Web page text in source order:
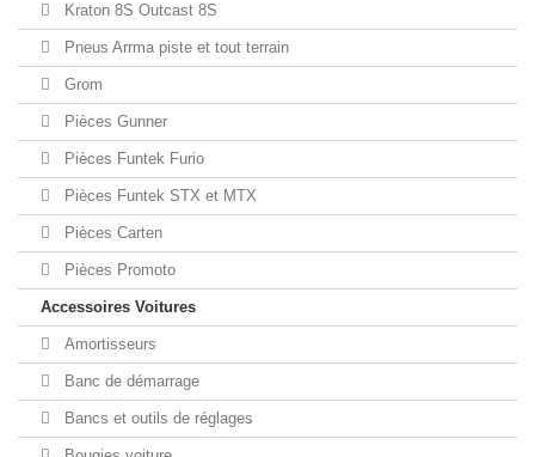
Kraton 8S Outcast 8S
Pneus Arrma piste et tout terrain
Grom
Pièces Gunner
Pièces Funtek Furio
Pièces Funtek STX et MTX
Pièces Carten
Pièces Promoto
Accessoires Voitures
Amortisseurs
Banc de démarrage
Bancs et outils de réglages